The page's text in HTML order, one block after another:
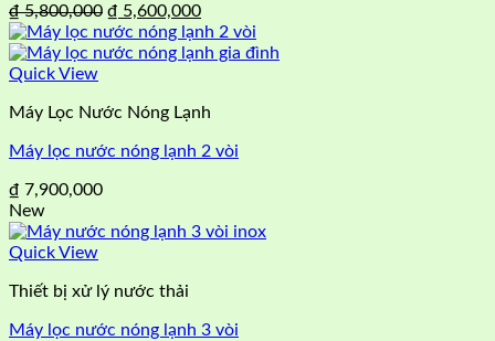
₫5,800,000 Giá
gốc
là:
₫ 5,600,000Giá
hiện
tại
Quick View
Máy Lọc Nước Nóng Lạnh
Máy lọc nước nóng lạnh 2 vòi
₫ 7,900,000
New
Quick View
Thiết bị xử lý nước thải
Máy lọc nước nóng lạnh 3 vòi